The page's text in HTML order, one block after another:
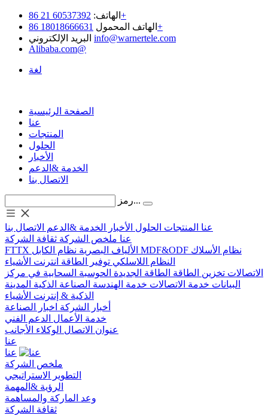
الهاتف: 60537392 21 86+
الهاتف المحمول 18018666631 86+
info@warnertele.com
Alibaba.com@
لغة
الصفحة الرئيسية
عنا
المنتجات
الحلول
الأخبار
الخدمة &الدعم
الاتصال بنا
رمز...
عنا المنتجات الحلول الأخبار الخدمة &الدعم
الاتصال بنا
عنا ملخص الشركة ثقافة الشركة
FTTX
الألياف البصرية MDF&ODF نظام الأسلاك
النظام اللاسلكي توفير الطاقة انترنت الأشياء
الاتصالات تخزين الطاقة الطاقة الجديدة الحوسبة السحابية في مركز
البيانات خدمة الاتصالات خدمة الهندسة الصناعة الذكية المدينة
الذكية & إنترنت الأشياء
أخبار الشركة اخبار الصناعة
خدمة الأعمال الدعم الفني
عنوان الاتصال الوكلاء الأجانب
عنا
عنا
ملخص الشركة
التطوير الاستراتيجي
الرؤية &المهمة
وعد الماركة والمساهمة
ثقافة الشركة